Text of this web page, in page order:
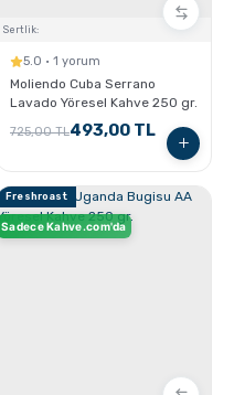
Sertlik:
5.0 · 1 yorum
Moliendo Cuba Serrano
Lavado Yöresel Kahve 250 gr.
725,00 TL493,00 TL
Freshroast
Sadece Kahve.com'da